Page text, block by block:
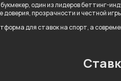
один из лидеров беттинг-
доверия, прозрачности и честной
для ставок на спорт, а